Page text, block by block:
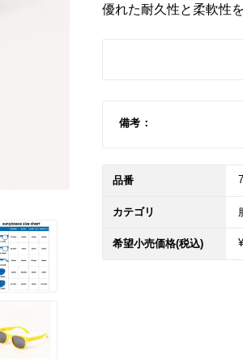
優れた耐久性と柔軟性
備考：
品番
カテゴリ
希望小売価格(税込)